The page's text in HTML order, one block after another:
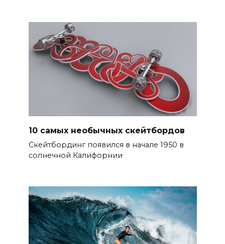
10 самых необычных скейтбордов
Скейтбординг появился в начале 1950 в
солнечной Калифорнии